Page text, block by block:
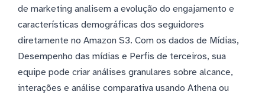
de marketing analisem a evolução do engajamento e
características demográficas dos seguidores
diretamente no Amazon S3. Com os dados de Mídias,
Desempenho das mídias e Perfis de terceiros, sua
equipe pode criar análises granulares sobre alcance,
interações e análise comparativa usando Athena ou